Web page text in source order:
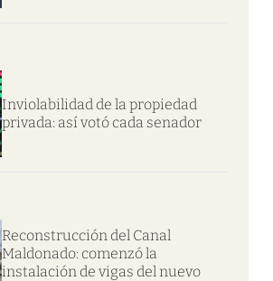
Inviolabilidad de la propiedad
privada: así votó cada senador
Reconstrucción del Canal
Maldonado: comenzó la
instalación de vigas del nuevo